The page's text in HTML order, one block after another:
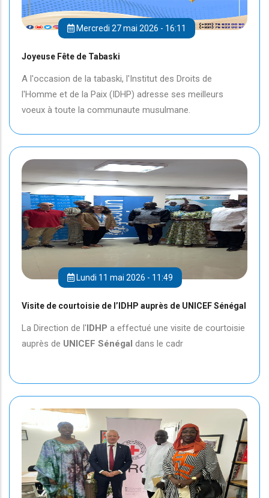
Mercredi 27 mai 2026 - 16:11
Joyeuse Fête de Tabaski
A l'occasion de la tabaski, l'Institut des Droits de
l'Homme et de la Paix (IDHP) adresse ses meilleurs
voeux à toute la communaute musulmane.
Lundi 11 mai 2026 - 11:49
Visite de courtoisie de l’IDHP auprès de UNICEF Sénégal
La Direction de l'IDHP a effectué une visite de courtoisie
auprès de UNICEF Sénégal dans le cadr